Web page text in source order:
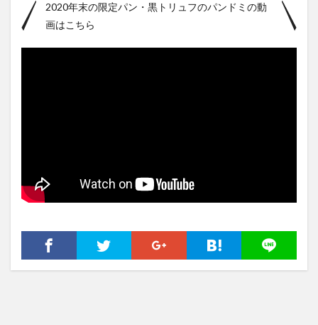
2020年末の限定パン・黒トリュフのパンドミの動
画はこちら